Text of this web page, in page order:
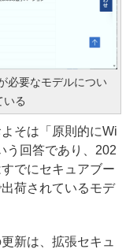
必要なモデルについ
いる
そは「原則的にWi
う回答であり、202
でにセキュアブー
荷されているモデ
新は、拡張セキュ